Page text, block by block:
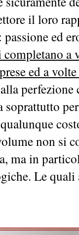
il loro
ed
a
ed a
non si
ma in
Le